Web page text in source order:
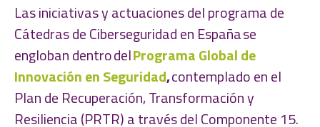
Las iniciativas y actuaciones del programa de
Cátedras de Ciberseguridad en España se
engloban dentro delPrograma Global de
Innovación en Seguridad,contemplado en el
Plan de Recuperación, Transformación y
Resiliencia (PRTR) a través del Componente 15.